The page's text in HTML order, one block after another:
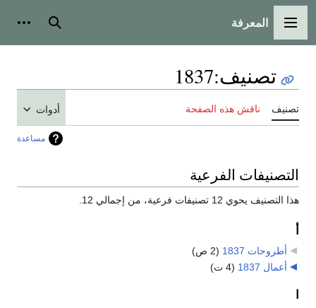
القائمة الرئيسية
المعرفة بحث
تصنيف:
1837
تصنيف ناقش هذه الصفحة أدوات
مساعدة
التصنيفات الفرعية
هذا التصنيف يحوي 12 تصنيفات فرعية، من إجمالي 12.
أطروحات 1837
(2 ص)
أعمال 1837
(4 ت)